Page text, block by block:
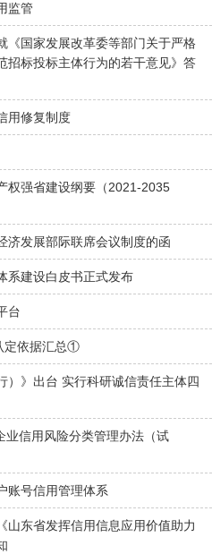
监管
《国家发展改革委等部门关于严格
招标投标主体行为的若干意见》答
用修复制度
权强省建设纲要（2021-2035
济发展部际联席会议制度的函
系建设白皮书正式发布
台
定依据汇总①
）》出台 实行科研诚信责任主体四
信用风险分类管理办法（试
账号信用管理体系
山东省发挥信用信息应用价值助力